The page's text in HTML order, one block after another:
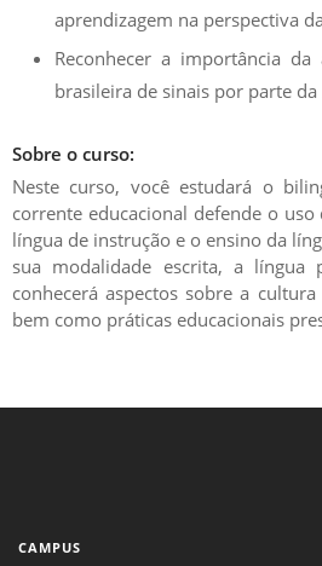
aprendizagem na perspectiva
Reconhecer a importância
brasileira de sinais por parte da
Sobre o curso:
Neste curso, você estudará o
corrente educacional defende o
língua de instrução e o ensino da
sua modalidade escrita, a língua
conhecerá aspectos sobre a
bem como práticas educacionais
CAMPUS